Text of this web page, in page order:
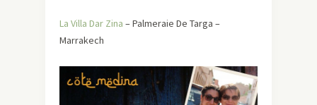
La Villa Dar Zina – Palmeraie De Targa –
Marrakech